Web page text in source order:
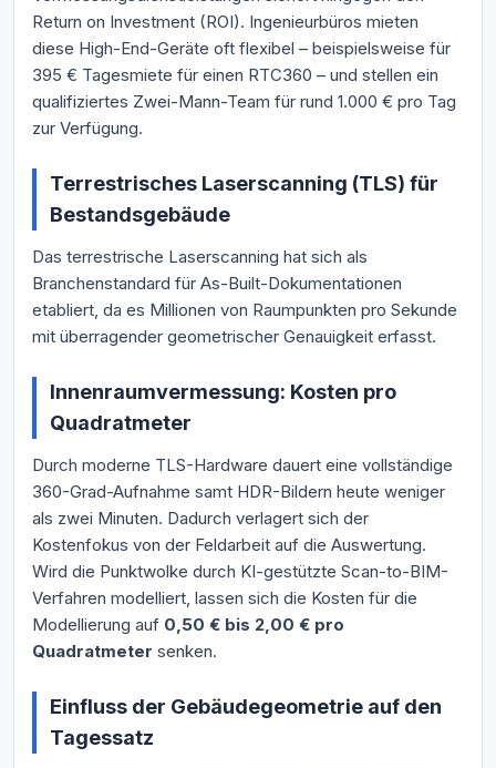
Return on Investment (ROI). Ingenieurbüros mieten
diese High-End-Geräte oft flexibel – beispielsweise für
395 € Tagesmiete für einen RTC360 – und stellen ein
qualifiziertes Zwei-Mann-Team für rund 1.000 € pro Tag
zur Verfügung.
Terrestrisches Laserscanning (TLS) für
Bestandsgebäude
Das terrestrische Laserscanning hat sich als
Branchenstandard für As-Built-Dokumentationen
etabliert, da es Millionen von Raumpunkten pro Sekunde
mit überragender geometrischer Genauigkeit erfasst.
Innenraumvermessung: Kosten pro
Quadratmeter
Durch moderne TLS-Hardware dauert eine vollständige
360-Grad-Aufnahme samt HDR-Bildern heute weniger
als zwei Minuten. Dadurch verlagert sich der
Kostenfokus von der Feldarbeit auf die Auswertung.
Wird die Punktwolke durch KI-gestützte Scan-to-BIM-
Verfahren modelliert, lassen sich die Kosten für die
Modellierung auf 0,50 € bis 2,00 € pro
Quadratmeter senken.
Einfluss der Gebäudegeometrie auf den
Tagessatz